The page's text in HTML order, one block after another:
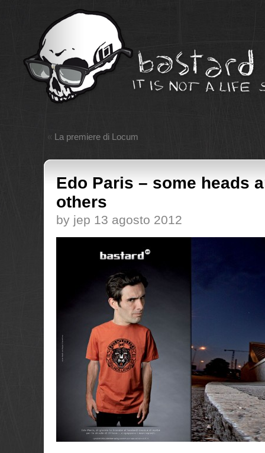
« La premiere di Locum
Edo Paris – some heads
others
by jep 13 agosto 2012